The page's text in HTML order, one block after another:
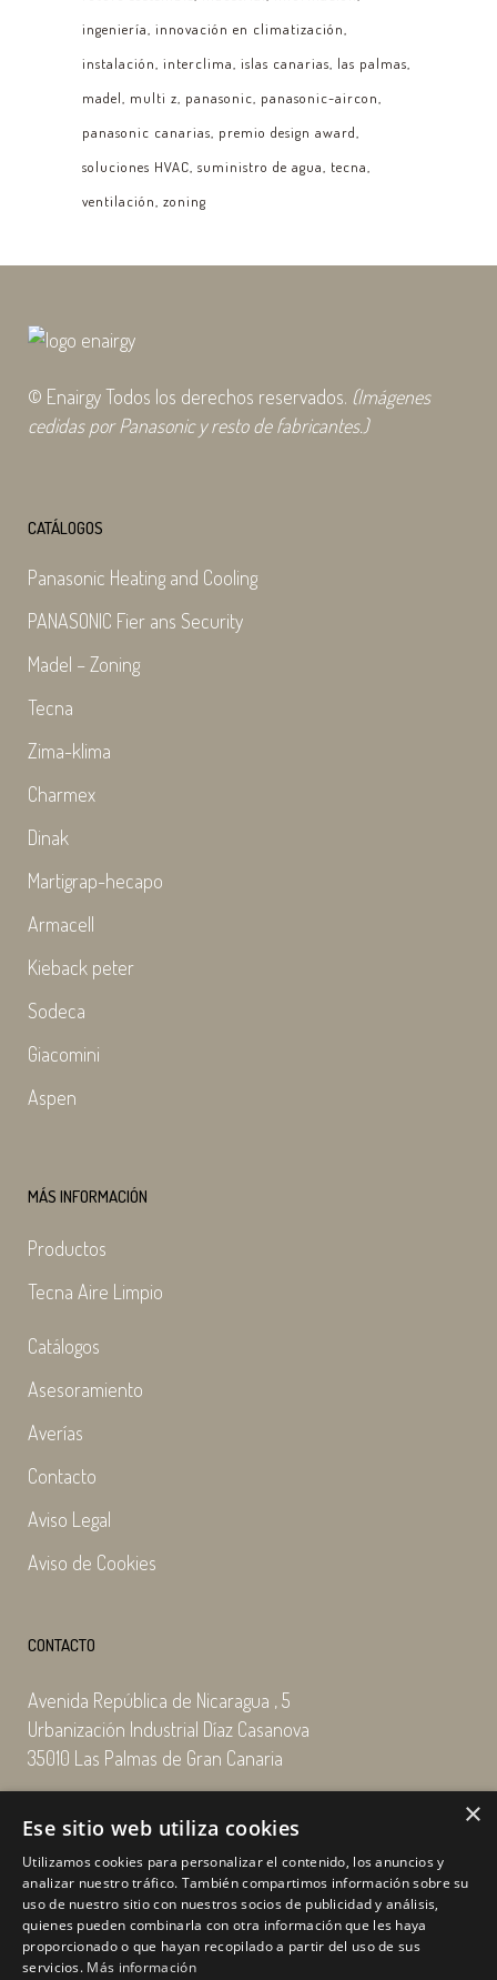
ingeniería innovación en climatización
instalación interclima islas canarias las palmas
madel
multi z panasonic panasonic-aircon
panasonic canarias premio design award
soluciones HVAC suministro de agua
tecna
ventilación zoning
© Enairgy Todos los derechos reservados. (Imágenes
cedidas por Panasonic y resto de fabricantes.)
CATÁLOGOS
Panasonic Heating and Cooling
PANASONIC Fier ans Security
Madel – Zoning
Tecna
Zima-klima
Charmex
Dinak
Martigrap-hecapo
Armacell
Kieback peter
Sodeca
Giacomini
Aspen
MÁS INFORMACIÓN
Productos
Tecna Aire Limpio
Catálogos
Asesoramiento
Averías
Contacto
Aviso Legal
Aviso de Cookies
CONTACTO
Avenida República de Nicaragua , 5
Urbanización Industrial Díaz Casanova
35010 Las Palmas de Gran Canaria
Email: enairgy@enairgy.es
Horariode lunes a jueves
de 07:00 a 16:00 horas
×
Ese sitio web utiliza cookies
Utilizamos cookies para personalizar el contenido, los anuncios y
analizar nuestro tráfico. También compartimos información sobre su
uso de nuestro sitio con nuestros socios de publicidad y análisis,
quienes pueden combinarla con otra información que les haya
proporcionado o que hayan recopilado a partir del uso de sus
servicios. Más información